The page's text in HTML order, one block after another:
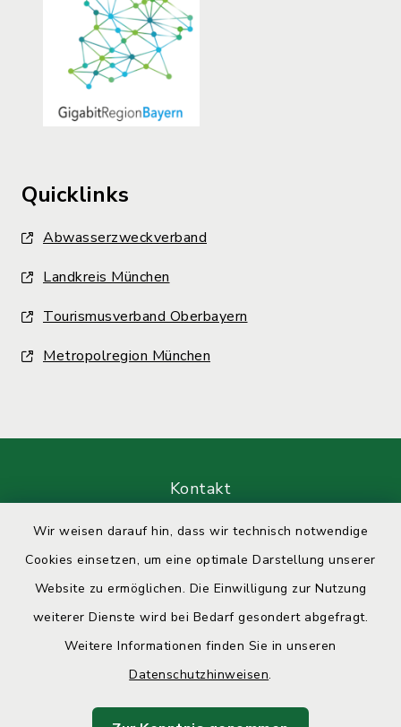
Wir weisen darauf hin, dass wir technisch notwendige
Cookies einsetzen, um eine optimale Darstellung unserer
Website zu ermöglichen. Die Einwilligung zur Nutzung
weiterer Dienste wird bei Bedarf gesondert abgefragt.
Weitere Informationen finden Sie in unseren
Datenschutzhinweisen.
Quicklinks
Abwasserzweckverband
Landkreis München
Tourismusverband Oberbayern
Metropolregion München
Kontakt
Barrierefreiheit
Datenschutz
Impressum
Sitemap
Cookie-Einstellungen